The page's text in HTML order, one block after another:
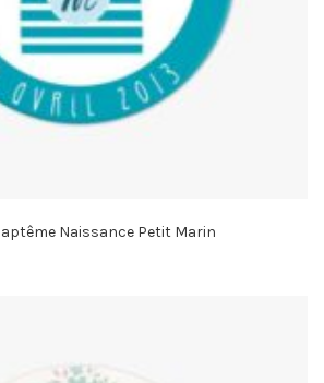
Naissance Petit Marin